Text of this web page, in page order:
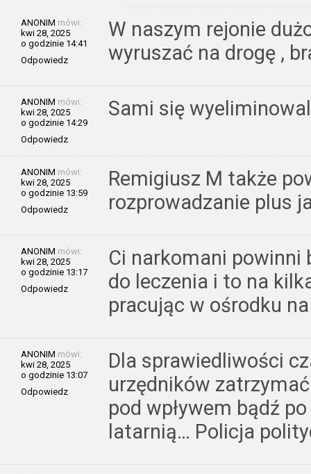
ANONIM mówi:
kwi 28, 2025
o godzinie 14:41
Odpowiedz
W naszym rejonie
wyruszać na drogę ,
ANONIM mówi:
kwi 28, 2025
o godzinie 14:29
Odpowiedz
Sami się
ANONIM mówi:
kwi 28, 2025
o godzinie 13:59
Odpowiedz
Remigiusz M także
rozprowadzanie plus
ANONIM mówi:
kwi 28, 2025
o godzinie 13:17
Odpowiedz
Ci narkomani powinni
do leczenia i to na
pracując w ośrodku
ANONIM mówi:
kwi 28, 2025
o godzinie 13:07
Odpowiedz
Dla sprawiedliwości
urzędników
pod wpływem bądź
latarnią… Policja